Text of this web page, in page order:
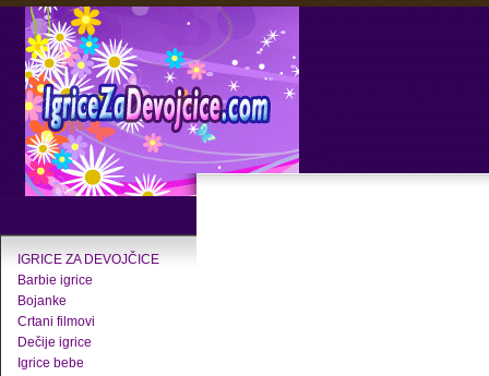
IGRICE ZA DEVOJČICE
Barbie igrice
Bojanke
Crtani filmovi
Dečije igrice
Igrice bebe